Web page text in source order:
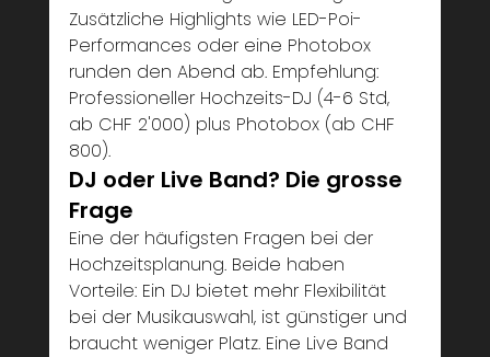
Zusätzliche Highlights wie LED-Poi-
Performances oder eine Photobox
runden den Abend ab. Empfehlung:
Professioneller Hochzeits-DJ (4-6 Std,
ab CHF 2'000) plus Photobox (ab CHF
800).
DJ oder Live Band? Die grosse
Frage
Eine der häufigsten Fragen bei der
Hochzeitsplanung. Beide haben
Vorteile: Ein DJ bietet mehr Flexibilität
bei der Musikauswahl, ist günstiger und
braucht weniger Platz. Eine Live Band